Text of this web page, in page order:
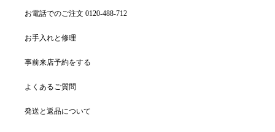
お電話でのご注文 0120-488-712
お手入れと修理
事前来店予約をする
よくあるご質問
発送と返品について